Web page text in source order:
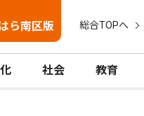
ら南区版 総合TOPへ
社会 教育